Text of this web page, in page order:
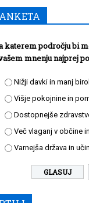
katerem področju bi
mnenju najprej
Nižji davki in manj
Višje pokojnine in
Dostopnejše
Več vlaganj v občine
Varnejša država in